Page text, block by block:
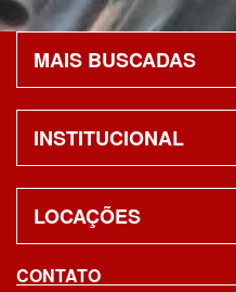
MAIS BUSCADAS
INSTITUCIONAL
LOCAÇÕES
CONTATO